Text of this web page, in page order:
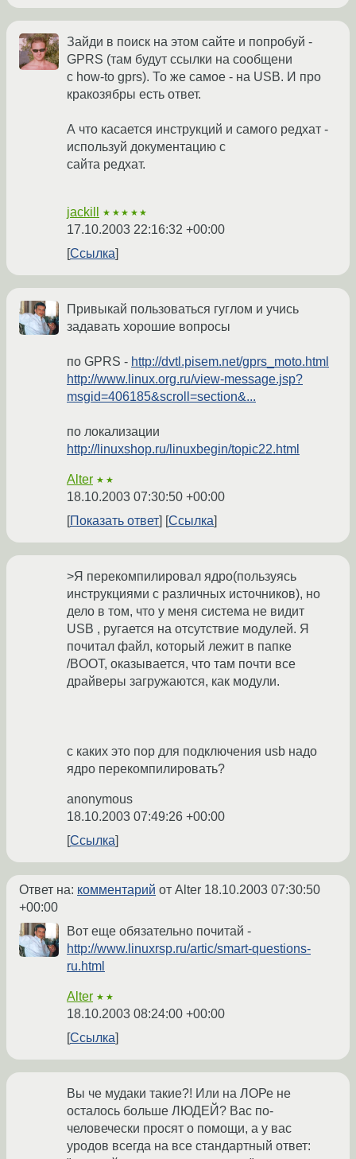
Зайди в поиск на этом сайте и попробуй -
GPRS (там будут ссылки на сообщени
с how-to gprs). То же самое - на USB. И про
кракозябры есть ответ.
А что касается инструкций и самого редхат -
используй документацию с
сайта редхат.
jackill ★★★★★
17.10.2003 22:16:32 +00:00
Ссылка
Привыкай пользоваться гуглом и учись
задавать хорошие вопросы
по GPRS - http://dvtl.pisem.net/gprs_moto.html
http://www.linux.org.ru/view-message.jsp?
msgid=406185&scroll=section&...
по локализации
http://linuxshop.ru/linuxbegin/topic22.html
Alter ★★
18.10.2003 07:30:50 +00:00
Показать ответ
Ссылка
>Я перекомпилировал ядро(пользуясь
инструкциями с различных источников), но
дело в том, что у меня система не видит
USB , ругается на отсутствие модулей. Я
почитал файл, который лежит в папке
/BOOT, оказывается, что там почти все
драйверы загружаются, как модули.
с каких это пор для подключения usb надо
ядро перекомпилировать?
anonymous
18.10.2003 07:49:26 +00:00
Ссылка
Ответ на: комментарий от Alter 18.10.2003 07:30:50
+00:00
Вот еще обязательно почитай -
http://www.linuxrsp.ru/artic/smart-questions-
ru.html
Alter ★★
18.10.2003 08:24:00 +00:00
Ссылка
Вы че мудаки такие?! Или на ЛОРе не
осталось больше ЛЮДЕЙ? Вас по-
человечески просят о помощи, а у вас
уродов всегда на все стандартный ответ: